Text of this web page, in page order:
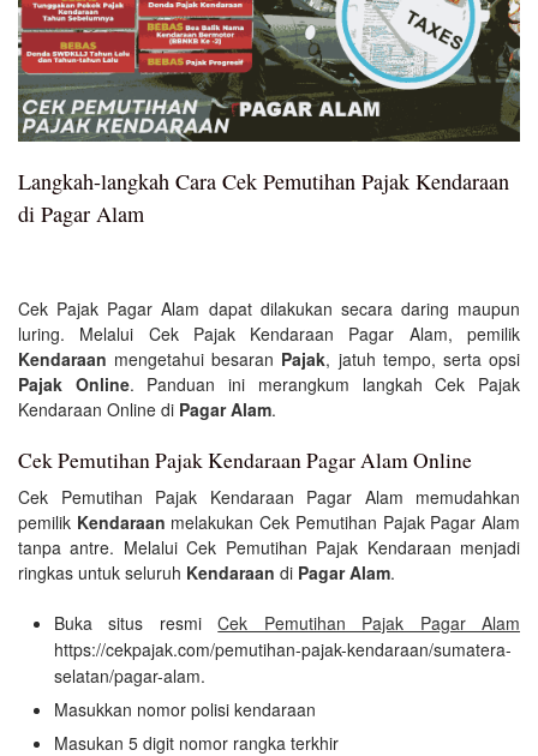
Langkah-langkah Cara Cek Pemutihan Pajak Kendaraan
di Pagar Alam
Cek Pajak Pagar Alam dapat dilakukan secara daring maupun
luring. Melalui Cek Pajak Kendaraan Pagar Alam, pemilik
Kendaraan mengetahui besaran Pajak, jatuh tempo, serta opsi
Pajak Online. Panduan ini merangkum langkah Cek Pajak
Kendaraan Online di Pagar Alam.
Cek Pemutihan Pajak Kendaraan Pagar Alam Online
Cek Pemutihan Pajak Kendaraan Pagar Alam memudahkan
pemilik Kendaraan melakukan Cek Pemutihan Pajak Pagar Alam
tanpa antre. Melalui Cek Pemutihan Pajak Kendaraan menjadi
ringkas untuk seluruh Kendaraan di Pagar Alam.
Buka situs resmiCek Pemutihan Pajak Pagar Alam
https://cekpajak.com/pemutihan-pajak-kendaraan/sumatera-
selatan/pagar-alam.
Masukkan nomor polisi kendaraan
Masukan 5 digit nomor rangka terkhir